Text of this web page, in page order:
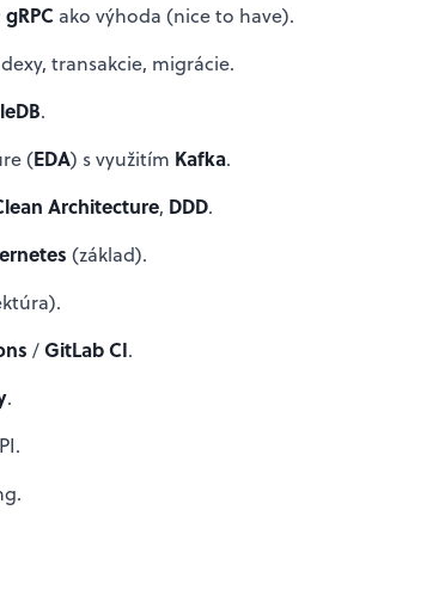
gRPC ako výhoda (nice to have).
transakcie, migrácie.
.
(EDA) s využitím Kafka.
Architecture, DDD.
(základ).
/GitLab CI.
.